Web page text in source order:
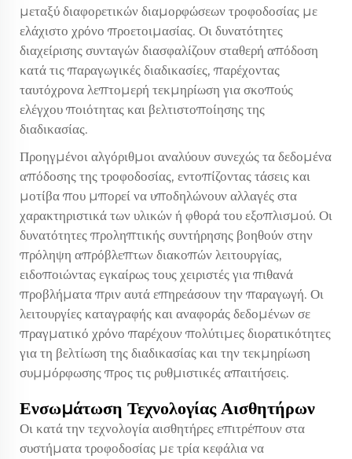
μεταξύ διαφορετικών διαμορφώσεων τροφοδοσίας με
ελάχιστο χρόνο προετοιμασίας. Οι δυνατότητες
διαχείρισης συνταγών διασφαλίζουν σταθερή απόδοση
κατά τις παραγωγικές διαδικασίες, παρέχοντας
ταυτόχρονα λεπτομερή τεκμηρίωση για σκοπούς
ελέγχου ποιότητας και βελτιστοποίησης της
διαδικασίας.
Προηγμένοι αλγόριθμοι αναλύουν συνεχώς τα δεδομένα
απόδοσης της τροφοδοσίας, εντοπίζοντας τάσεις και
μοτίβα που μπορεί να υποδηλώνουν αλλαγές στα
χαρακτηριστικά των υλικών ή φθορά του εξοπλισμού. Οι
δυνατότητες προληπτικής συντήρησης βοηθούν στην
πρόληψη απρόβλεπτων διακοπών λειτουργίας,
ειδοποιώντας εγκαίρως τους χειριστές για πιθανά
προβλήματα πριν αυτά επηρεάσουν την παραγωγή. Οι
λειτουργίες καταγραφής και αναφοράς δεδομένων σε
πραγματικό χρόνο παρέχουν πολύτιμες διορατικότητες
για τη βελτίωση της διαδικασίας και την τεκμηρίωση
συμμόρφωσης προς τις ρυθμιστικές απαιτήσεις.
Ενσωμάτωση Τεχνολογίας Αισθητήρων
Οι κατά την τεχνολογία αισθητήρες επιτρέπουν στα
συστήματα τροφοδοσίας με τρία κεφάλια να